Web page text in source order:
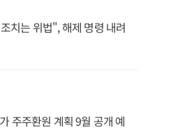
치는 위법", 해제 명령 내려
주주환원 계획 9월 공개 예